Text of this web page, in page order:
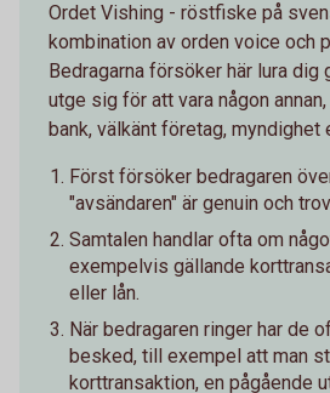
Ordet Vishing - röstfiske på
kombination av orden voice och
Bedragarna försöker här lura dig
utge sig för att vara någon
bank, välkänt företag, myndighet
Först försöker bedragaren
"avsändaren" är genuin och
Samtalen handlar ofta om
exempelvis gällande
eller lån.
När bedragaren ringer har de
besked, till exempel att man
korttransaktion, en pågående